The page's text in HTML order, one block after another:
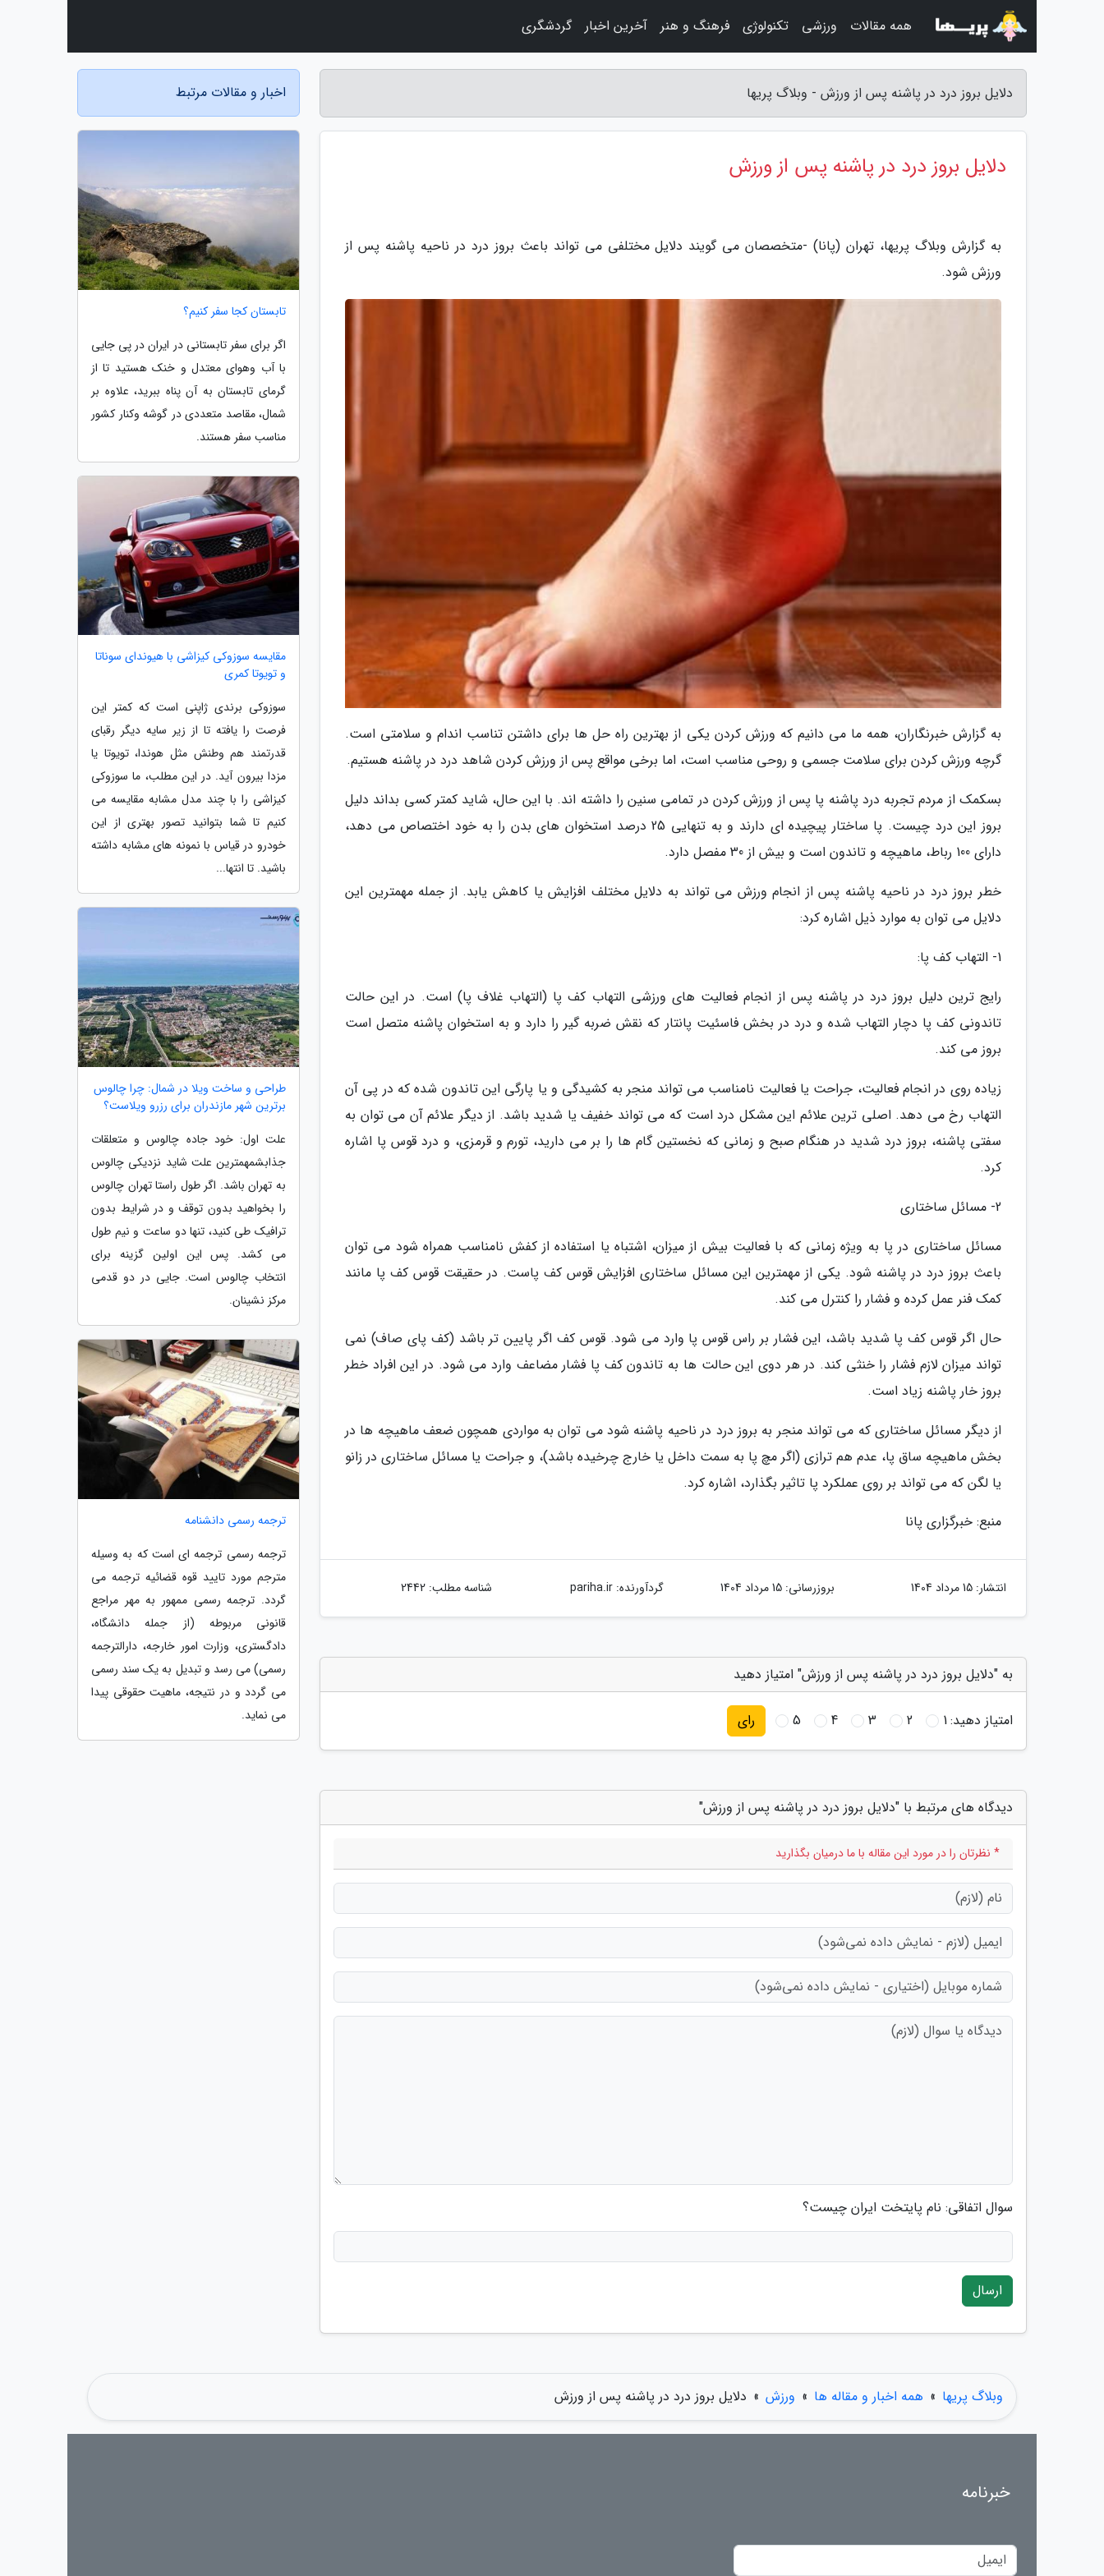
دلایل بروز درد در پاشنه پس از ورزش - وبلاگ پریها
دلایل بروز درد در پاشنه پس از ورزش
به گزارش وبلاگ پریها، تهران (پانا) -متخصصان می گویند دلایل مختلفی می تواند باعث بروز درد در ناحیه پاشنه پس از
ورزش شود.
به گزارش خبرنگاران، همه ما می دانیم که ورزش کردن یکی از بهترین راه حل ها برای داشتن تناسب اندام و سلامتی است.
گرچه ورزش کردن برای سلامت جسمی و روحی مناسب است، اما برخی مواقع پس از ورزش کردن شاهد درد در پاشنه هستیم.
بسکمک از مردم تجربه درد پاشنه پا پس از ورزش کردن در تمامی سنین را داشته اند. با این حال، شاید کمتر کسی بداند دلیل
بروز این درد چیست. پا ساختار پیچیده ای دارند و به تنهایی 25 درصد استخوان های بدن را به خود اختصاص می دهد،
دارای 100 رباط، ماهیچه و تاندون است و بیش از 30 مفصل دارد.
خطر بروز درد در ناحیه پاشنه پس از انجام ورزش می تواند به دلایل مختلف افزایش یا کاهش یابد. از جمله مهمترین این
دلایل می توان به موارد ذیل اشاره کرد:
1- التهاب کف پا:
رایج ترین دلیل بروز درد در پاشنه پس از انجام فعالیت های ورزشی التهاب کف پا (التهاب غلاف پا) است. در این حالت
تاندونی کف پا دچار التهاب شده و درد در بخش فاسئیت پانتار که نقش ضربه گیر را دارد و به استخوان پاشنه متصل است
بروز می کند.
زیاده روی در انجام فعالیت، جراحت یا فعالیت نامناسب می تواند منجر به کشیدگی و یا پارگی این تاندون شده که در پی آن
التهاب رخ می دهد. اصلی ترین علائم این مشکل درد است که می تواند خفیف یا شدید باشد. از دیگر علائم آن می توان به
سفتی پاشنه، بروز درد شدید در هنگام صبح و زمانی که نخستین گام ها را بر می دارید، تورم و قرمزی، و درد قوس پا اشاره
کرد.
2- مسائل ساختاری
مسائل ساختاری در پا به ویژه زمانی که با فعالیت بیش از میزان، اشتباه یا استفاده از کفش نامناسب همراه شود می توان
باعث بروز درد در پاشنه شود. یکی از مهمترین این مسائل ساختاری افزایش قوس کف پاست. در حقیقت قوس کف پا مانند
کمک فنر عمل کرده و فشار را کنترل می کند.
حال اگر قوس کف پا شدید باشد، این فشار بر راس قوس پا وارد می شود. قوس کف اگر پایین تر باشد (کف پای صاف) نمی
تواند میزان لازم فشار را خنثی کند. در هر دوی این حالت ها به تاندون کف پا فشار مضاعف وارد می شود. در این افراد خطر
بروز خار پاشنه زیاد است.
از دیگر مسائل ساختاری که می تواند منجر به بروز درد در ناحیه پاشنه شود می توان به مواردی همچون ضعف ماهیچه ها در
بخش ماهیچه ساق پا، عدم هم ترازی (اگر مچ پا به سمت داخل یا خارج چرخیده باشد)، و جراحت یا مسائل ساختاری در زانو
یا لگن که می تواند بر روی عملکرد پا تاثیر بگذارد، اشاره کرد.
منبع: خبرگزاری پانا
انتشار: 15 مرداد 1404 بروزرسانی: 15 مرداد 1404 گردآورنده:pariha.ir شناسه مطلب: 2442
به "دلایل بروز درد در پاشنه پس از ورزش" امتیاز دهید
امتیاز دهید:1
2
3
4
5 رای
دیدگاه های مرتبط با "دلایل بروز درد در پاشنه پس از ورزش"
* نظرتان را در مورد این مقاله با ما درمیان بگذارید
سوال اتفاقی: نام پایتخت ایران چیست؟
ارسال
اخبار و مقالات مرتبط
تابستان کجا سفر کنیم؟
اگر برای سفر تابستانی در ایران در پی جایی
با آب وهوای معتدل و خنک هستید تا از
گرمای تابستان به آن پناه ببرید، علاوه بر
شمال، مقاصد متعددی در گوشه وکنار کشور
مناسب سفر هستند.
مقایسه سوزوکی کیزاشی با هیوندای سوناتا
و تویوتا کمری
سوزوکی برندی ژاپنی است که کمتر این
فرصت را یافته تا از زیر سایه دیگر رقبای
قدرتمند هم وطنش مثل هوندا، تویوتا یا
مزدا بیرون آید. در این مطلب، ما سوزوکی
کیزاشی را با چند مدل مشابه مقایسه می
کنیم تا شما بتوانید تصور بهتری از این
خودرو در قیاس با نمونه های مشابه داشته
باشید. تا انتها...
طراحی و ساخت ویلا در شمال: چرا چالوس
برترین شهر مازندران برای رزرو ویلاست؟
علت اول: خود جاده چالوس و متعلقات
جذابشمهمترین علت شاید نزدیکی چالوس
به تهران باشد. اگر طول راستا تهران چالوس
را بخواهید بدون توقف و در شرایط بدون
ترافیک طی کنید، تنها دو ساعت و نیم طول
می کشد. پس این اولین گزینه برای
انتخاب چالوس است. جایی در دو قدمی
مرکز نشینان.
ترجمه رسمی دانشنامه
ترجمه رسمی ترجمه ای است که به وسیله
مترجم مورد تایید قوه قضائیه ترجمه می
گردد. ترجمه رسمی ممهور به مهر مراجع
قانونی مربوطه (از جمله دانشگاه،
دادگستری، وزارت امور خارجه، دارالترجمه
رسمی) می رسد و تبدیل به یک سند رسمی
می گردد و در نتیجه، ماهیت حقوقی پیدا
می نماید.
وبلاگ پریها » همه اخبار و مقاله ها » ورزش » دلایل بروز درد در پاشنه پس از ورزش
همه مقالات ورزشی تکنولوژی فرهنگ و هنر آخرین اخبار گردشگری
خبرنامه